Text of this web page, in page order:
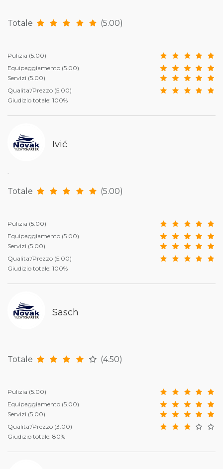
Totale (5.00)
Pulizia (5.00)
Equipaggiamento (5.00)
Servizi (5.00)
Qualita’/Prezzo (5.00)
Giudizio totale: 100%
Ivić
.
Totale (5.00)
Pulizia (5.00)
Equipaggiamento (5.00)
Servizi (5.00)
Qualita’/Prezzo (5.00)
Giudizio totale: 100%
Sasch
Totale (4.50)
Pulizia (5.00)
Equipaggiamento (5.00)
Servizi (5.00)
Qualita’/Prezzo (3.00)
Giudizio totale: 80%